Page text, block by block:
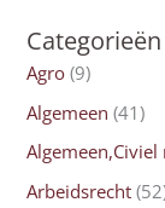
Categorieën
Agro (9)
Algemeen (41)
Algemeen,Civiel
Arbeidsrecht